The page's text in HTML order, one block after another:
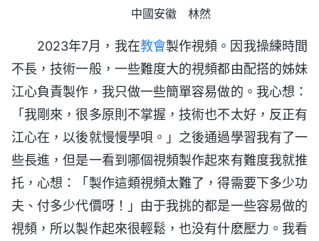
中國安徽 林然
2023年7月，我在教會製作視頻。因我操練時間
不長，技術一般，一些難度大的視頻都由配搭的姊妹
江心負責製作，我只做一些簡單容易做的。我心想：
「我剛來，很多原則不掌握，技術也不太好，反正有
江心在，以後就慢慢學唄。」之後通過學習我有了一
些長進，但是一看到哪個視頻製作起來有難度我就推
托，心想：「製作這類視頻太難了，得需要下多少功
夫、付多少代價呀！」由于我挑的都是一些容易做的
視頻，所以製作起來很輕鬆，也没有什麽壓力。我看